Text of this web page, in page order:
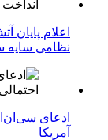
اعلام
نظامی سایه
ادعای
آمریکا